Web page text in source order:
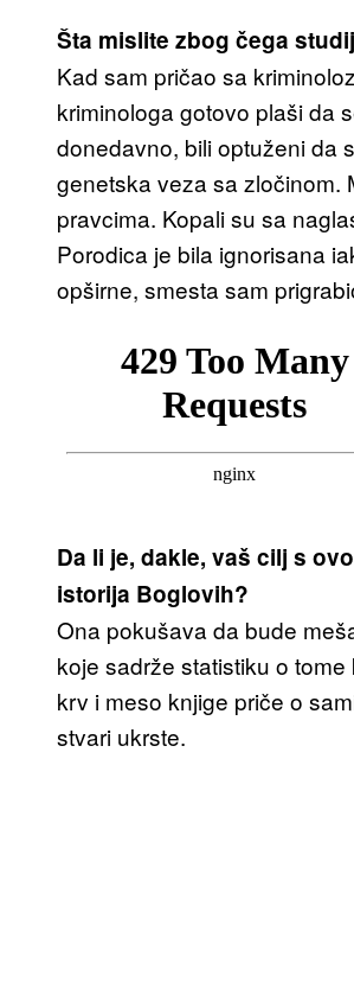
Šta mislite zbog čega
Kad sam pričao sa
kriminologa gotovo plaši da
donedavno, bili optuženi da
genetska veza sa zločinom.
pravcima. Kopali su sa
Porodica je bila ignorisana
opširne, smesta sam
Da li je, dakle, vaš cilj s
istorija Boglovih?
Ona pokušava da bude
koje sadrže statistiku o
krv i meso knjige priče o
stvari ukrste.